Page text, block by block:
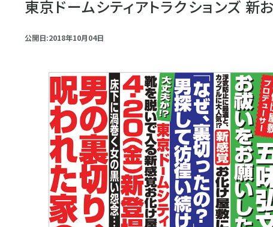
東京ドームシティアトラクションズ
公開日:2018年10月04日